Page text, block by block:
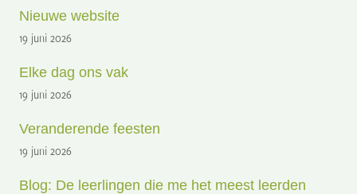
Nieuwe website
19 juni 2026
Elke dag ons vak
19 juni 2026
Veranderende feesten
19 juni 2026
Blog: De leerlingen die me het meest leerden